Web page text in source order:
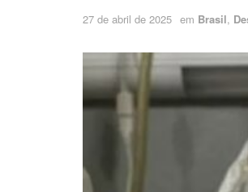
27 de abril de 2025 em Brasil,